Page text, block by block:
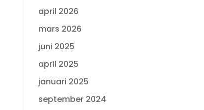
april 2026
mars 2026
juni 2025
april 2025
januari 2025
september 2024